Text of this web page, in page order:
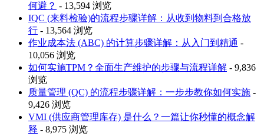
何避？ - 13,594 浏览
IQC (来料检验)的流程步骤详解：从收到物料到合格放
行 - 13,564 浏览
作业成本法 (ABC) 的计算步骤详解：从入门到精通 -
10,056 浏览
如何实施TPM？全面生产维护的步骤与流程详解 - 9,836
浏览
质量管理 (QC) 的流程步骤详解：一步步教你如何实施 -
9,426 浏览
VMI (供应商管理库存) 是什么？一篇让你秒懂的概念解
释 - 8,975 浏览